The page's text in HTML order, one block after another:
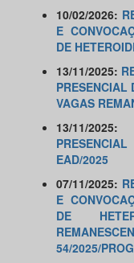
10/02/2026:
E
DE
13/11/2025:
PRESENCIAL
VAGAS
13/11/2025:
EAD/2025
07/11/2025:
E
DE
54/2025/